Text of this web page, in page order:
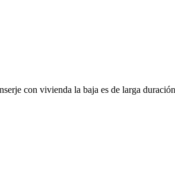
con vivienda la baja es de larga